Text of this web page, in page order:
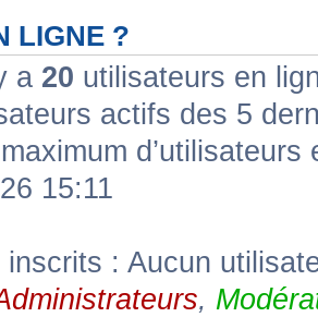
LIGNE ?
a 20 utilisateurs en
actifs des 5
15:11
inscrits : Aucun
,